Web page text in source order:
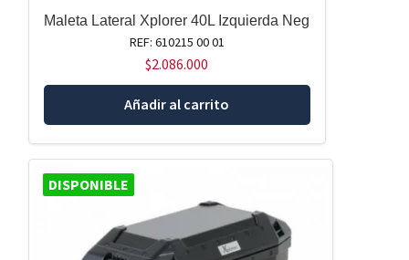
Maleta Lateral Xplorer 40L Izquierda Neg
REF: 610215 00 01
$2.086.000
Añadir al carrito
DISPONIBLE